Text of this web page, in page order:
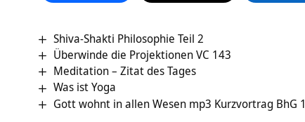
Shiva-Shakti Philosophie Teil 2
Überwinde die Projektionen VC 143
Meditation – Zitat des Tages
Was ist Yoga
Gott wohnt in allen Wesen mp3 Kurzvortrag BhG